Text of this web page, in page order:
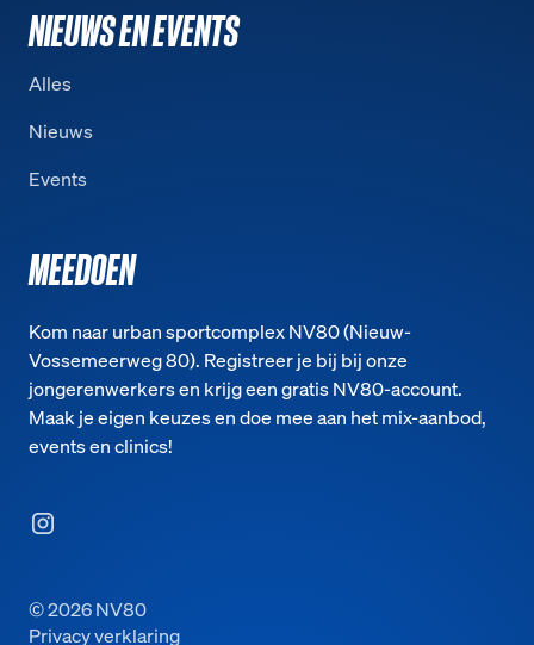
NIEUWS EN EVENTS
Alles
Nieuws
Events
MEEDOEN
Kom naar urban sportcomplex NV80 (Nieuw-
Vossemeerweg 80). Registreer je bij bij onze
jongerenwerkers en krijg een gratis NV80-account.
Maak je eigen keuzes en doe mee aan het mix-aanbod,
events en clinics!
©2026NV80
Privacy verklaring